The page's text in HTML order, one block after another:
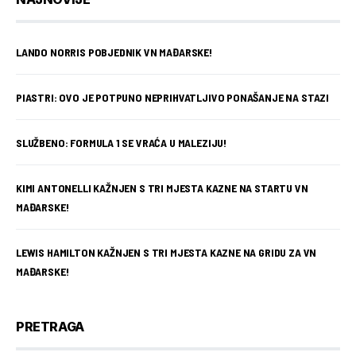
LANDO NORRIS POBJEDNIK VN MAĐARSKE!
PIASTRI: OVO JE POTPUNO NEPRIHVATLJIVO PONAŠANJE NA STAZI
SLUŽBENO: FORMULA 1 SE VRAĆA U MALEZIJU!
KIMI ANTONELLI KAŽNJEN S TRI MJESTA KAZNE NA STARTU VN
MAĐARSKE!
LEWIS HAMILTON KAŽNJEN S TRI MJESTA KAZNE NA GRIDU ZA VN
MAĐARSKE!
PRETRAGA